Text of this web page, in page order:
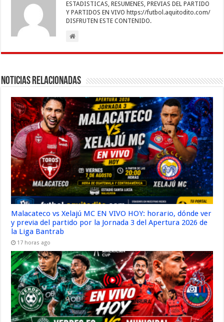
ESTADISTICAS, RESUMENES, PREVIAS DEL PARTIDO
Y PARTIDOS EN VIVO https://futbol.aquitodito.com/
DISFRUTEN ESTE CONTENIDO.
Noticias Relacionadas
Malacateco vs Xelajú MC EN VIVO HOY: horario, dónde ver
y previa del partido por la Jornada 3 del Apertura 2026 de
la Liga Bantrab
17 horas ago